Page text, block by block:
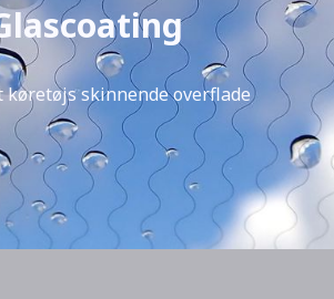
køretøjs skinnende overflade